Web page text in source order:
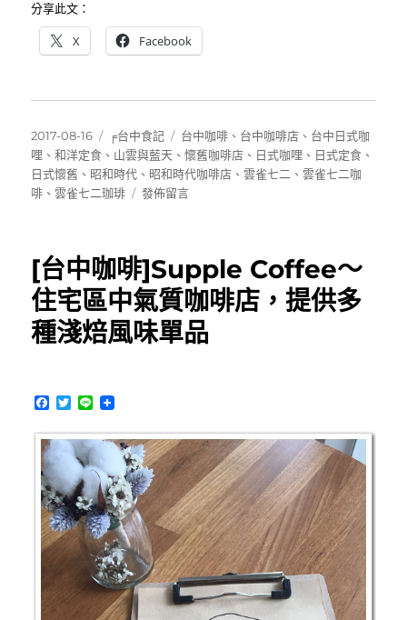
分享此文：
X Facebook
發
佈
日
期:
2017-08-16
分
類
╒台中食記
標
籤
台中咖啡 、 台中咖啡店 、 台中日式咖
哩 、和洋定食 、 山雲與藍天 、懷舊咖啡店 、 日式咖哩 、 日式定食 、
日式懷舊 、 昭和時代 、 昭和時代咖啡店 、雲雀七二 、雲雀七二咖
啡 、雲雀七二珈琲
在
雀
七
二
珈
琲
中
濃
厚
日
本
味
兒，
昭
和
發佈留言
[台中咖啡]Supple Coffee～
住宅區中氣質咖啡店，提供多
種淺焙風味單品
F
c
e
b
o
o
k
T
i
t
t
e
r
L
n
e